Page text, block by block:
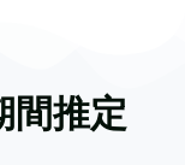
間推定